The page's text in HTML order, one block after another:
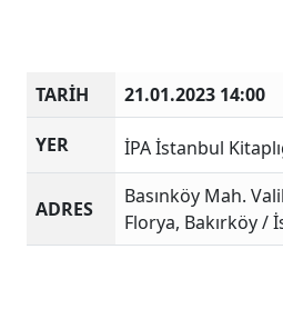
TARİH 21.01.2023 14:00
YER İPA İstanbul
ADRES
Basınköy Mah.
Florya, Bakırköy /